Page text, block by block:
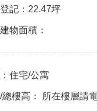
記： 22.47坪
物面積：
住宅/公寓
樓高： 所在樓層請